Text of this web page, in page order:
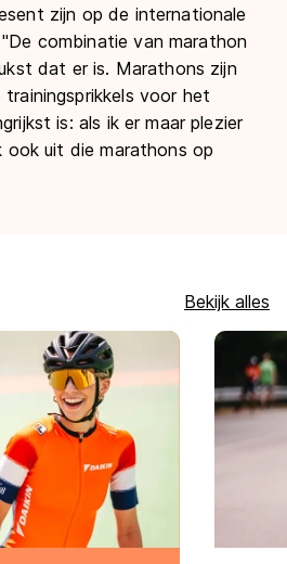
zijn op de internationale
combinatie van marathon
dat er is. Marathons zijn
voor het
is: als ik er maar plezier
ook uit die marathons op
Bekijk alles